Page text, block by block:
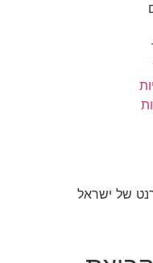
של ישראל